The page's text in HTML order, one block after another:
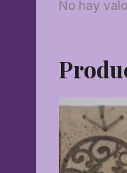
No hay